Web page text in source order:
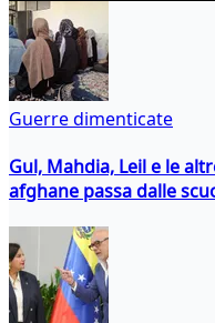
Guerre dimenticate
Gul, Mahdia, Leil e le
afghane passa dalle